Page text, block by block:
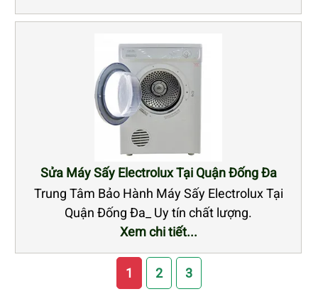
Sửa Máy Sấy Electrolux Tại Quận Đống Đa
Trung Tâm Bảo Hành Máy Sấy Electrolux Tại
Quận Đống Đa_ Uy tín chất lượng.
Xem chi tiết...
1 2 3